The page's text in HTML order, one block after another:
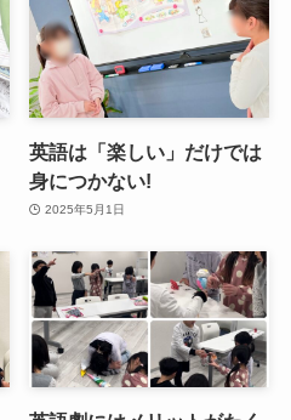
英語は「楽しい」だけでは
身につかない!
2025年5月1日